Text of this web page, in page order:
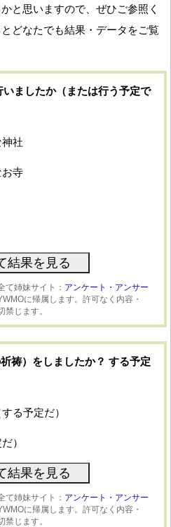
と思いますので、ぜひご参照く
どなたでも結果・データをご覧
ましたか（または行う予定で
社
お寺
て姉妹サイト： アンケート・アンサー
に帰属します。許可なく内容・
じます。
祷）をしましたか？ する予定
る予定だ）
）
て姉妹サイト： アンケート・アンサー
に帰属します。許可なく内容・
じます。